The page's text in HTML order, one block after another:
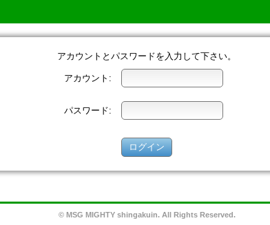
アカウントとパスワードを入力して下さい。
アカウント:
パスワード:
© MSG MIGHTY shingakuin. All Rights Reserved.